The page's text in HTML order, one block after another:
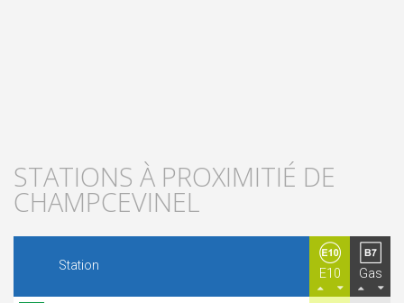
STATIONS À PROXIMITIÉ DE
CHAMPCEVINEL
Station
E10 Gas